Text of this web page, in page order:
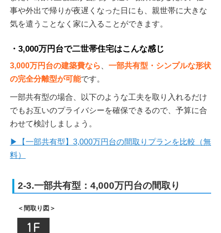
事や外出で帰りが夜遅くなった日にも、親世帯に大きな
気を遣うことなく家に入ることができます。
3,000万円台で二世帯住宅はこんな感じ
3,000万円台の建築費なら 、 一部共有型・シンプルな形状
の完全分離型が可能です。
一部共有型の場合、以下のような工夫を取り入れるだけ
でもお互いのプライバシーを確保できるので、予算に合
わせて検討しましょう。
▶【一部共有型】3,000万円台の間取りプランを比較（無
料）
2-3.一部共有型：4,000万円台の間取り
＜間取り図＞